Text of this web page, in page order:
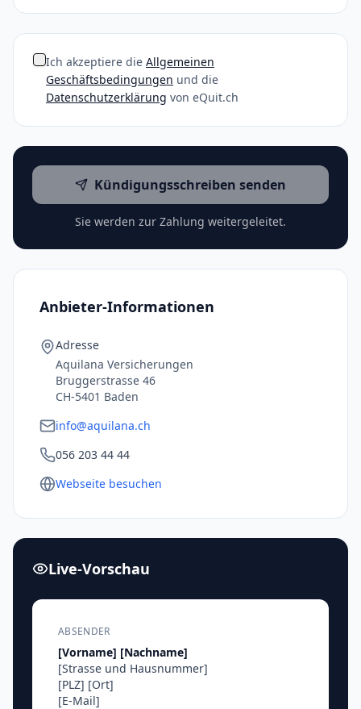
Ich akzeptiere die Allgemeinen
Geschäftsbedingungen und die
Datenschutzerklärung von eQuit.ch
Kündigungsschreiben senden
Sie werden zur Zahlung weitergeleitet.
Anbieter-Informationen
Adresse
Aquilana Versicherungen
Bruggerstrasse 46
CH-5401 Baden
info@aquilana.ch
056 203 44 44
Webseite besuchen
Live-Vorschau
ABSENDER
[Vorname] [Nachname]
[Strasse und Hausnummer]
[PLZ] [Ort]
[E-Mail]